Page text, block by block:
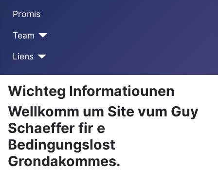
Promis
Team
Liens
Wichteg Informatiounen
Wellkomm um Site vum Guy
Schaeffer fir e
Bedingungslost
Grondakommes.